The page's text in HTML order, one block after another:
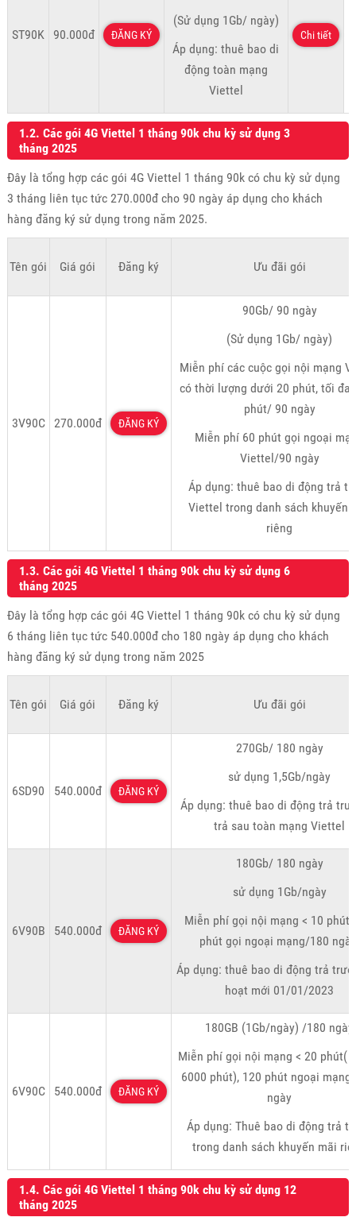
ST90K 90.000đ ĐĂNG KÝ
(Sử dụng 1Gb/ ngày)
Áp dụng: thuê bao di
động toàn mạng
Viettel
Chi tiết
1.2. Các gói 4G Viettel 1 tháng 90k chu kỳ sử dụng 3
tháng 2025
Đây là tổng hợp các gói 4G Viettel 1 tháng 90k có chu kỳ sử dụng
3 tháng liên tục tức 270.000đ cho 90 ngày áp dụng cho khách
hàng đăng ký sử dụng trong năm 2025.
Tên gói Giá gói Đăng ký Ưu đãi gói
3V90C 270.000đ ĐĂNG KÝ
90Gb/ 90 ngày
(Sử dụng 1Gb/ ngày)
Miễn phí các cuộc gọi nội mạng
có thời lượng dưới 20 phút, tối đa
phút/ 90 ngày
Miễn phí 60 phút gọi ngoại
Viettel/90 ngày
Áp dụng: thuê bao di động trả
Viettel trong danh sách khuyến
riêng
1.3. Các gói 4G Viettel 1 tháng 90k chu kỳ sử dụng 6
tháng 2025
Đây là tổng hợp các gói 4G Viettel 1 tháng 90k có chu kỳ sử dụng
6 tháng liên tục tức 540.000đ cho 180 ngày áp dụng cho khách
hàng đăng ký sử dụng trong năm 2025
Tên gói Giá gói Đăng ký Ưu đãi gói
6SD90 540.000đ ĐĂNG KÝ
270Gb/ 180 ngày
sử dụng 1,5Gb/ngày
Áp dụng: thuê bao di động trả
trả sau toàn mạng Viettel
6V90B 540.000đ ĐĂNG KÝ
180Gb/ 180 ngày
sử dụng 1Gb/ngày
Miễn phí gọi nội mạng < 10 phút.
phút gọi ngoại mạng/180
Áp dụng: thuê bao di động trả
hoạt mới 01/01/2023
6V90C 540.000đ ĐĂNG KÝ
180GB (1Gb/ngày) /180 ngày
Miễn phí gọi nội mạng < 20 phút(
6000 phút), 120 phút ngoại
ngày
Áp dụng: Thuê bao di động trả
trong danh sách khuyến mãi
1.4. Các gói 4G Viettel 1 tháng 90k chu kỳ sử dụng 12
tháng 2025